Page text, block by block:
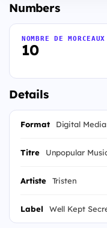
Numbers
10
NOMBRE DE MORCEAUX
Details
Format Digital Media
Titre Unpopular
Artiste Tristen
Label Well Kept